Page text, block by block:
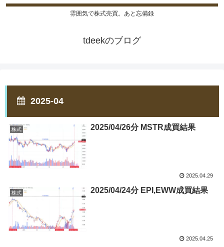
雰囲気で株式売買。あと忘備録
tdeekのブログ
2025-04
株式 2025/04/26分 MSTR成買結果
2025.04.29
株式 2025/04/24分 EPI,EWW成買結果
2025.04.25